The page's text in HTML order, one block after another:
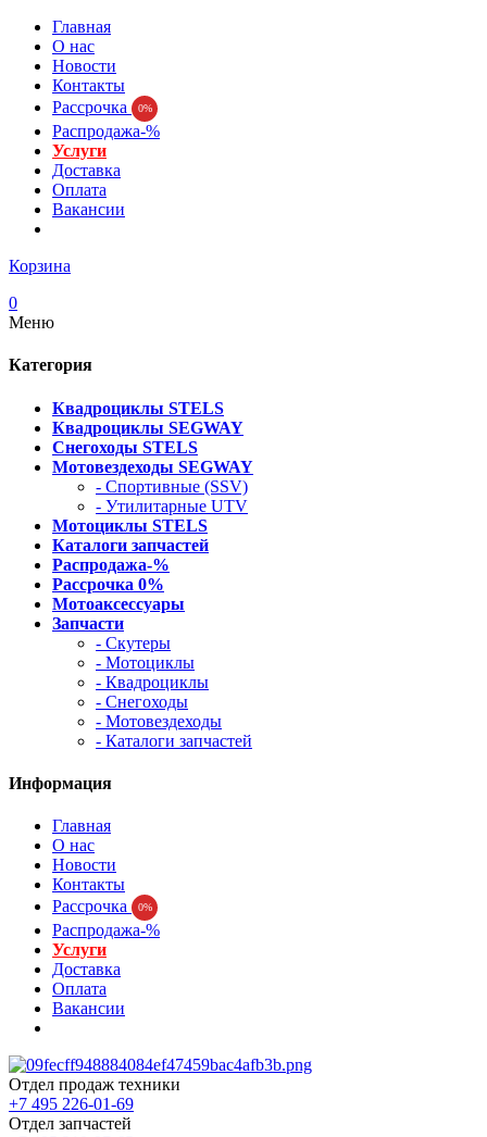
Главная
О нас
Новости
Контакты
Рассрочка
0%
Распродажа-%
Услуги
Доставка
Оплата
Вакансии
Корзина
0
Меню
Категория
Квадроциклы STELS
Квадроциклы SEGWAY
Снегоходы STELS
Мотовездеходы SEGWAY
- Спортивные (SSV)
- Утилитарные UTV
Мотоциклы STELS
Каталоги запчастей
Распродажа-%
Рассрочка 0%
Мотоаксессуары
Запчасти
- Скутеры
- Мотоциклы
- Квадроциклы
- Снегоходы
- Мотовездеходы
- Каталоги запчастей
Информация
Главная
О нас
Новости
Контакты
Рассрочка
0%
Распродажа-%
Услуги
Доставка
Оплата
Вакансии
Отдел продаж техники
+7 495 226-01-69
Отдел запчастей